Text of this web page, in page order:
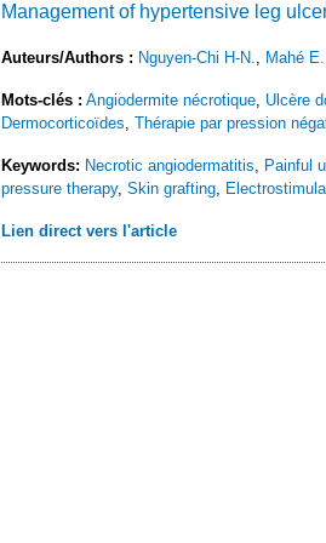
Management of hypertensive leg
Auteurs/Authors : Nguyen-Chi H-N., Mahé E.
Mots-clés : Angiodermite nécrotique, Ulcère
Dermocorticoïdes, Thérapie par pression
Keywords: Necrotic angiodermatitis, Painful
pressure therapy, Skin grafting,
Lien direct vers l'article